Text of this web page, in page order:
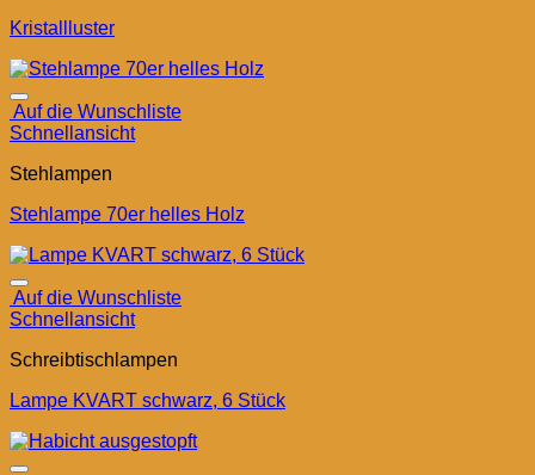
Kristallluster
Auf die Wunschliste
Schnellansicht
Stehlampen
Stehlampe 70er helles Holz
Auf die Wunschliste
Schnellansicht
Schreibtischlampen
Lampe KVART schwarz, 6 Stück